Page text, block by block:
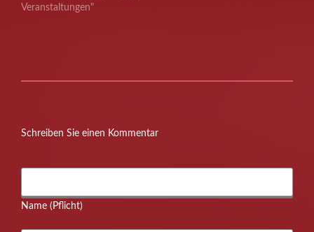
Veranstaltungen"
Schreiben Sie einen Kommentar
Name (Pflicht)